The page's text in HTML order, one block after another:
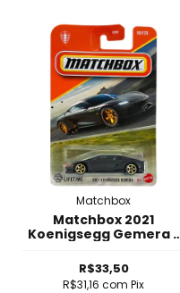
Matchbox
Matchbox 2021
Koenigsegg Gemera -
R$33,50
R$31,16com Pix